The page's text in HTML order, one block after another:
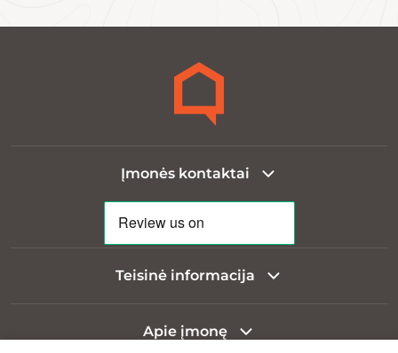
Įmonės kontaktai
Teisinė informacija
Apie įmonę